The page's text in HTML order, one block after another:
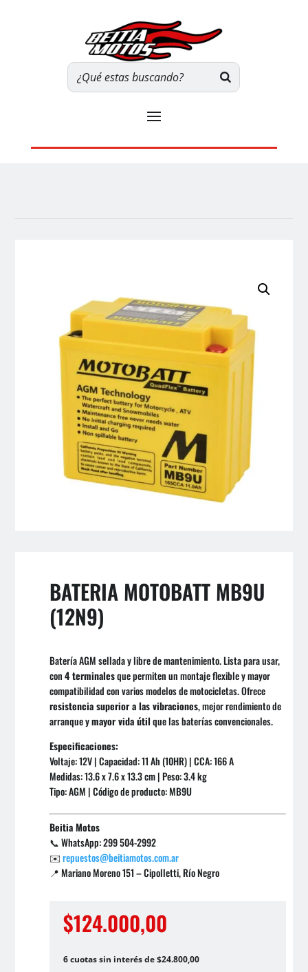
BATERIA MOTOBATT MB9U
(12N9)
Batería AGM sellada y libre de mantenimiento. Lista para usar,
con4 terminalesque permiten un montaje flexible y mayor
compatibilidad con varios modelos de motocicletas. Ofrece
resistencia superior a las vibraciones, mejor rendimiento de
arranque ymayor vida útilque las baterías convencionales.
Especificaciones:
Voltaje: 12V | Capacidad: 11 Ah (10HR) | CCA: 166 A
Medidas: 13.6 x 7.6 x 13.3 cm | Peso: 3.4 kg
Tipo: AGM | Código de producto: MB9U
Beitia Motos
📞 WhatsApp: 299 504-2992
✉️repuestos@beitiamotos.com.ar
📍 Mariano Moreno 151 – Cipolletti, Río Negro
$124.000,00
6 cuotas sin interés de $24.800,00